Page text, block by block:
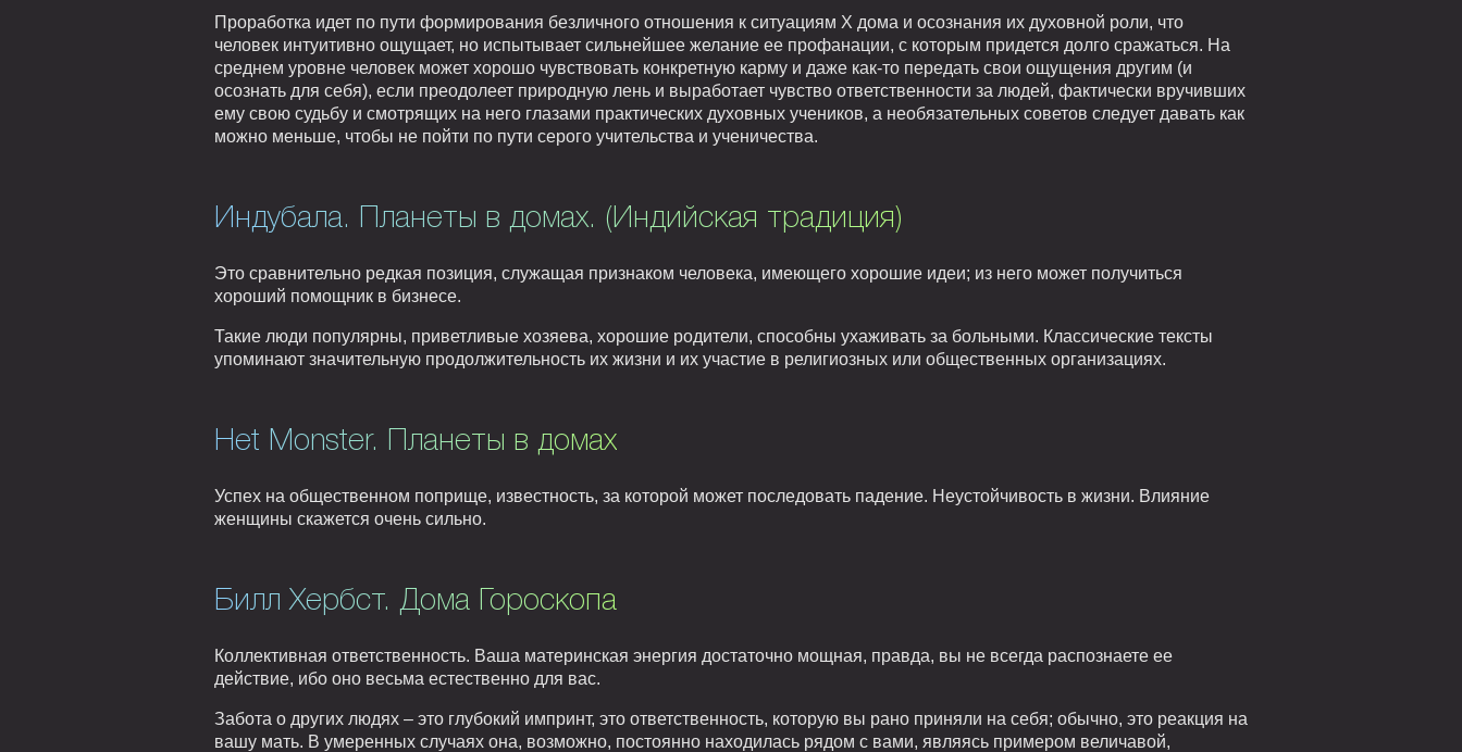
Проработка идет по пути формирования безличного отношения к ситуациям X дома и осознания их духовной роли, что
человек интуитивно ощущает, но испытывает сильнейшее желание ее профанации, с которым придется долго сражаться. На
среднем уровне человек может хорошо чувствовать конкретную карму и даже как-то передать свои ощущения другим (и
осознать для себя), если преодолеет природную лень и выработает чувство ответственности за людей, фактически вручивших
ему свою судьбу и смотрящих на него глазами практических духовных учеников, а необязательных советов следует давать как
можно меньше, чтобы не пойти по пути серого учительства и ученичества.
Индубала. Планеты в домах. (Индийская традиция)
Это сравнительно редкая позиция, служащая признаком человека, имеющего хорошие идеи; из него может получиться
хороший помощник в бизнесе.
Такие люди популярны, приветливые хозяева, хорошие родители, способны ухаживать за больными. Классические тексты
упоминают значительную продолжительность их жизни и их участие в религиозных или общественных организациях.
Het Monster. Планеты в домах
Успех на общественном поприще, известность, за которой может последовать падение. Неустойчивость в жизни. Влияние
женщины скажется очень сильно.
Билл Хербст. Дома Гороскопа
Коллективная ответственность. Ваша материнская энергия достаточно мощная, правда, вы не всегда распознаете ее
действие, ибо оно весьма естественно для вас.
Забота о других людях – это глубокий импринт, это ответственность, которую вы рано приняли на себя; обычно, это реакция на
вашу мать. В умеренных случаях она, возможно, постоянно находилась рядом с вами, являясь примером величавой,